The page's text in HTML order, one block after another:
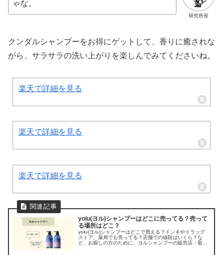
研究所長
ゃな。
クンダルシャンプーをお得にゲットして、香りに癒されな
がら、サラサラの洗い上がりを楽しんでみてくださいね。
楽天で詳細を見る
楽天で詳細を見る
楽天で詳細を見る
yolu(ヨル)シャンプーはどこに売ってる？売って
る場所はどこ？
yolu(ヨル)シャンプーはどこで買える？ドンキやドラッグ
ストア、薬局でも売ってる？店舗での値段はいくら？な
ど、お探しの方のために、ヨルシャンプーの販売店・取扱